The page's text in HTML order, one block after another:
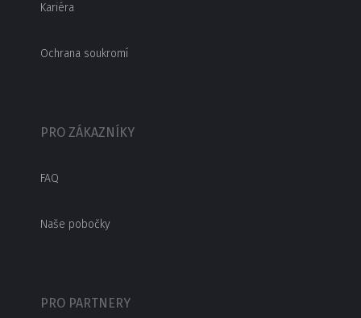
Kariéra
Ochrana soukromí
PRO ZÁKAZNÍKY
FAQ
Naše pobočky
PRO PARTNERY